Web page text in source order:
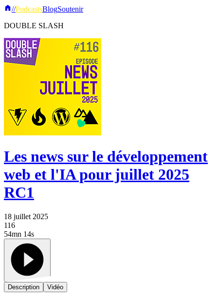
//PodcastsBlogSoutenir
DOUBLE SLASH
Les news sur le développement
web et l'IA pour juillet 2025
RC1
18 juillet 2025
116
54mn 14s
Description Vidéo